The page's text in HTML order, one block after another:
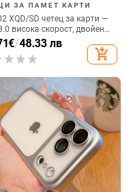
ЗА ПАМЕТ КАРТИ
XQD/SD четец за карти —
висока скорост, двойен
Type-C и USB,
сплав + ABS
€/48.33 лв
add_shopping_cart